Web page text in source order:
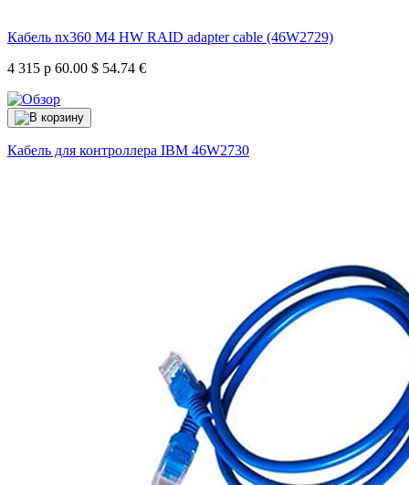
Кабель nx360 M4 HW RAID adapter cable (46W2729)
4 315 р 60.00 $ 54.74 €
Кабель для контроллера IBM 46W2730